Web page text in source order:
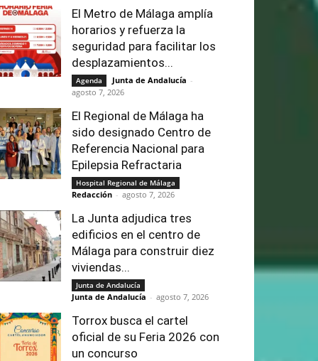
El Metro de Málaga amplía
horarios y refuerza la
seguridad para facilitar los
desplazamientos...
Agenda Junta de Andalucía -
agosto 7, 2026
El Regional de Málaga ha
sido designado Centro de
Referencia Nacional para
Epilepsia Refractaria
Hospital Regional de Málaga
Redacción - agosto 7, 2026
La Junta adjudica tres
edificios en el centro de
Málaga para construir diez
viviendas...
Junta de Andalucía
Junta de Andalucía - agosto 7, 2026
Torrox busca el cartel
oficial de su Feria 2026 con
un concurso